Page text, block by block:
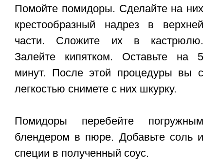
Помойте помидоры. Сделайте на них
крестообразный надрез в верхней
части. Сложите их в кастрюлю.
Залейте кипятком. Оставьте на 5
минут. После этой процедуры вы с
легкостью снимете с них шкурку.
Помидоры перебейте погружным
блендером в пюре. Добавьте соль и
специи в полученный соус.